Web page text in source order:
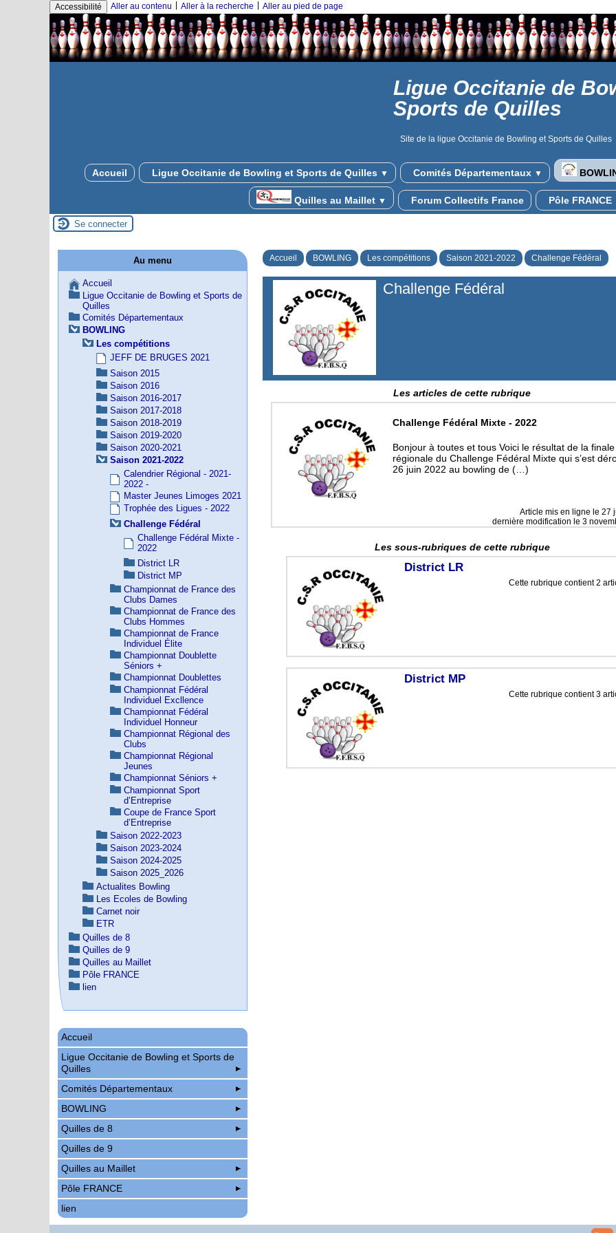
Accessibilité Aller au contenu Aller à la recherche Aller au pied de page
Ligue Occitanie de
Sports de Quilles
Site de la ligue Occitanie de Bowling et Sports de Quilles
Accueil Ligue Occitanie de Bowling et Sports de Quilles ▼ Comités Départementaux ▼
Quilles au Maillet ▼ Forum Collectifs France Pôle FRANCE
Se connecter
Accueil BOWLING Les compétitions Saison 2021-2022 Challenge Fédéral
Challenge Fédéral
Les articles de cette rubrique
Challenge Fédéral Mixte - 2022
Bonjour à toutes et tous Voici le résultat de la finale
régionale du Challenge Fédéral Mixte qui s’est
26 juin 2022 au bowling de (…)
Article mis en ligne le27
dernière modification le 3
Les sous-rubriques de cette rubrique
District LR
Cette rubrique contient 2
District MP
Cette rubrique contient 3
Au menu
Accueil
Ligue Occitanie de Bowling et Sports de
Quilles
Comités Départementaux
BOWLING
Les compétitions
JEFF DE BRUGES 2021
Saison 2015
Saison 2016
Saison 2016-2017
Saison 2017-2018
Saison 2018-2019
Saison 2019-2020
Saison 2020-2021
Saison 2021-2022
Calendrier Régional - 2021-
2022 -
Master Jeunes Limoges 2021
Trophée des Ligues - 2022
Challenge Fédéral
Challenge Fédéral Mixte -
2022
District LR
District MP
Championnat de France des
Clubs Dames
Championnat de France des
Clubs Hommes
Championnat de France
Individuel Élite
Championnat Doublette
Séniors +
Championnat Doublettes
Championnat Fédéral
Individuel Excllence
Championnat Fédéral
Individuel Honneur
Championnat Régional des
Clubs
Championnat Régional
Jeunes
Championnat Séniors +
Championnat Sport
d’Entreprise
Coupe de France Sport
d’Entreprise
Saison 2022-2023
Saison 2023-2024
Saison 2024-2025
Saison 2025_2026
Actualites Bowling
Les Ecoles de Bowling
Carnet noir
ETR
Quilles de 8
Quilles de 9
Quilles au Maillet
Pôle FRANCE
lien
Accueil
Ligue Occitanie de Bowling et Sports de
Quilles
Comités Départementaux
BOWLING
Quilles de 8
Quilles de 9
Quilles au Maillet
Pôle FRANCE
lien